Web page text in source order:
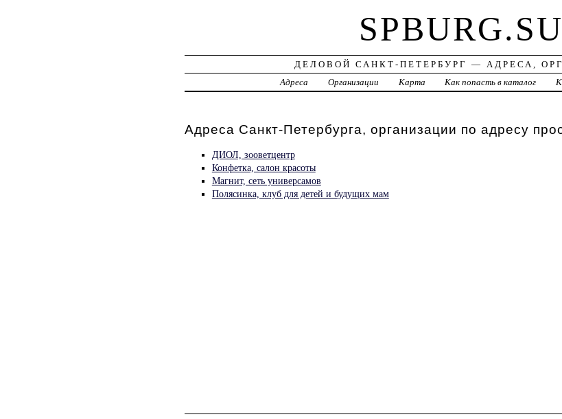
SPBURG.SU
ДЕЛОВОЙ САНКТ-ПЕТЕРБУРГ — АДРЕСА,
Адреса
Организации Карта Как попасть в каталог
Адреса Санкт-Петербурга, организации по адресу
ДИОЛ, зооветцентр
Конфетка, салон красоты
Магнит, сеть универсамов
Полясинка, клуб для детей и будущих мам